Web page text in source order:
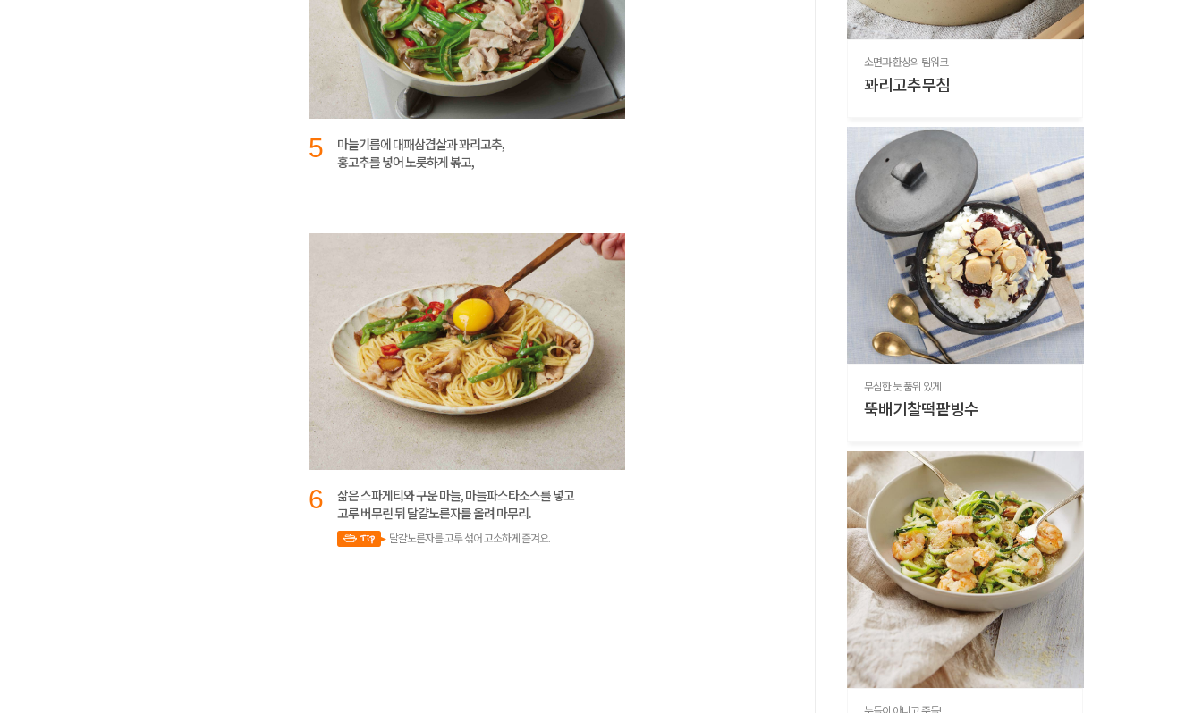
5
마늘기름에 대패삼겹살과 꽈리고추,
홍고추를 넣어 노릇하게 볶고,
6
삶은 스파게티와 구운 마늘, 마늘파스타소스를 넣고
고루 버무린 뒤 달걀노른자를 올려 마무리.
달걀노른자를 고루 섞어 고소하게 즐겨요.
소면과 환상의 팀워크
꽈리고추무침
무심한 듯 품위 있게
뚝배기찰떡팥빙수
누들이 아니고 주들!